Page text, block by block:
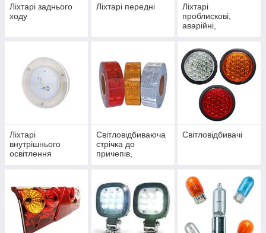
Ліхтарі заднього
ходу
Ліхтарі передні
Ліхтарі
проблискові,
аварійні,
Ліхтарі
внутрішнього
освітлення
Світловідбиваюча
стрічка до
причепів,
Світловідбивачі